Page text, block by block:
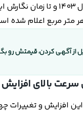
متر مربع اعلام
از آگهی کردن، قیمتش رو
سرعت بالای
افزایش و تغییرات